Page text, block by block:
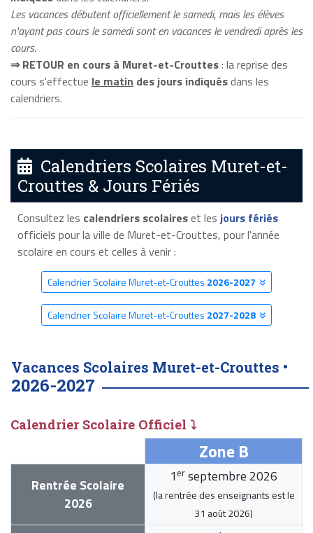
Les vacances débutent officiellement le samedi, mais les élèves
n'ayant pas cours le samedi sont en vacances le vendredi après les
cours.
⇒ RETOUR en cours à Muret-et-Crouttes: la reprise des
cours s'effectue le matin des jours indiquésdans les
calendriers.
Calendriers Scolaires Muret-et-
Crouttes & Jours Fériés
Consultez les calendriers scolaireset les jours fériés
officiels pour la ville de Muret-et-Crouttes, pour l'année
scolaire en cours et celles à venir :
Calendrier Scolaire Muret-et-Crouttes 2026-2027
Calendrier Scolaire Muret-et-Crouttes 2027-2028
Vacances Scolaires Muret-et-Crouttes •
2026-2027
Calendrier Scolaire Officiel ⤵
Zone B
Rentrée Scolaire
2026
1 er septembre 2026
(la rentrée des enseignants est le
31 août 2026)